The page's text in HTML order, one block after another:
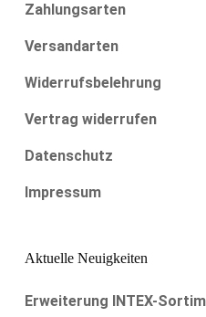
Zahlungsarten
Versandarten
Widerrufsbelehrung
Vertrag widerrufen
Datenschutz
Impressum
Aktuelle Neuigkeiten
Erweiterung INTEX-